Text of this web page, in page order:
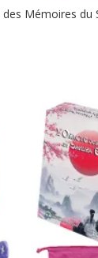
Mémoires du